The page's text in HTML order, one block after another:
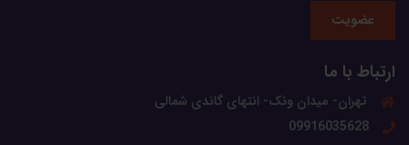
عضویت
ارتباط با ما
تهران- میدان ونک- انتهای گاندی شمالی
09916035628